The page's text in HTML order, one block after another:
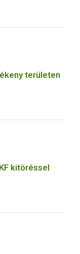
területen
kitöréssel